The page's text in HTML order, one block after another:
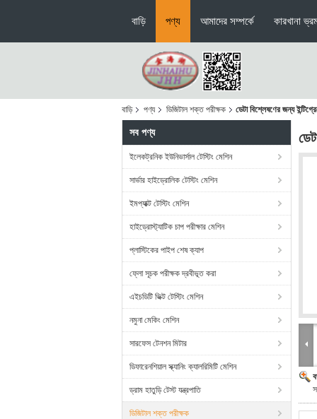
বাড়ি পণ্য আমাদের সম্পর্কে কারখানা
বাড়ি পণ্য ডিজিটাল শক্ত পরীক্ষক ডেটা বিশ্লেষণের জন্য
সব পণ্য
ইলেকট্রনিক ইউনিভার্সাল টেস্টিং মেশিন
সার্ভার হাইড্রোলিক টেস্টিং মেশিন
ইমপ্যাক্ট টেস্টিং মেশিন
হাইড্রোস্ট্যাটিক চাপ পরীক্ষার মেশিন
প্লাস্টিকের পাইপ শেষ ক্যাপ
ফ্লো সূচক পরীক্ষক দ্রবীভূত করা
এইচডিটি ভিক্ট টেস্টিং মেশিন
নমুনা মেকিং মেশিন
সারফেস টেনশন মিটার
ডিফারেনশিয়াল স্ক্যানিং ক্যালরিমিটি মেশিন
ড্রাম হাতুড়ি টেস্ট যন্ত্রপাতি
ডিজিটাল শক্ত পরীক্ষক